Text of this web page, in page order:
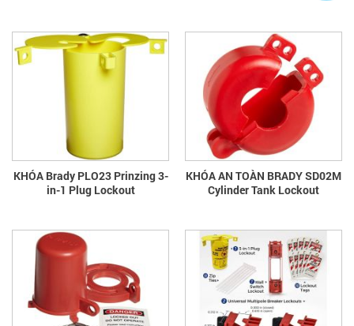
KHÓA Brady PLO23 Prinzing 3-
in-1 Plug Lockout
KHÓA AN TOÀN BRADY SD02M
Cylinder Tank Lockout